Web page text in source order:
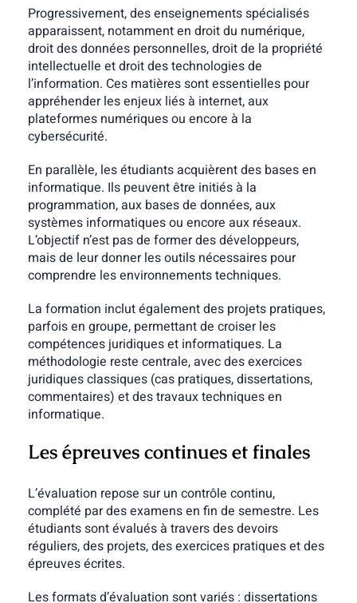
Progressivement, des enseignements spécialisés
apparaissent, notamment en droit du numérique,
droit des données personnelles, droit de la propriété
intellectuelle et droit des technologies de
l’information. Ces matières sont essentielles pour
appréhender les enjeux liés à internet, aux
plateformes numériques ou encore à la
cybersécurité.
En parallèle, les étudiants acquièrent des bases en
informatique. Ils peuvent être initiés à la
programmation, aux bases de données, aux
systèmes informatiques ou encore aux réseaux.
L’objectif n’est pas de former des développeurs,
mais de leur donner les outils nécessaires pour
comprendre les environnements techniques.
La formation inclut également des projets pratiques,
parfois en groupe, permettant de croiser les
compétences juridiques et informatiques. La
méthodologie reste centrale, avec des exercices
juridiques classiques (cas pratiques, dissertations,
commentaires) et des travaux techniques en
informatique.
Les épreuves continues et finales
L’évaluation repose sur un contrôle continu,
complété par des examens en fin de semestre. Les
étudiants sont évalués à travers des devoirs
réguliers, des projets, des exercices pratiques et des
épreuves écrites.
Les formats d’évaluation sont variés : dissertations